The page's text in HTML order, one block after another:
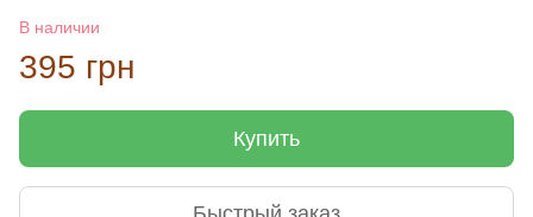
В наличии
395 грн
Купить